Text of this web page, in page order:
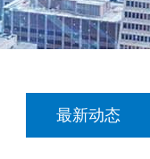
最新动态